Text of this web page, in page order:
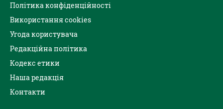
Політика конфіденційності
Використання cookies
Угода користувача
Редакційна політика
Кодекс етики
Наша редакція
Контакти